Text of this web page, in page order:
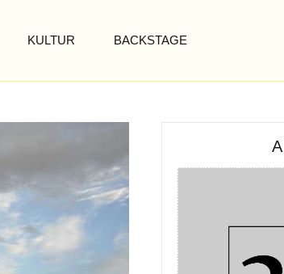
KULTUR BACKSTAGE